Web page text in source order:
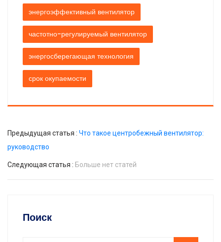
Поиск
энергоэффективный вентилятор
частотно-регулируемый вентилятор
энергосберегающая технология
срок окупаемости
Предыдущая статья : Что такое центробежный вентилятор:
руководство
Следующая статья : Больше нет статей